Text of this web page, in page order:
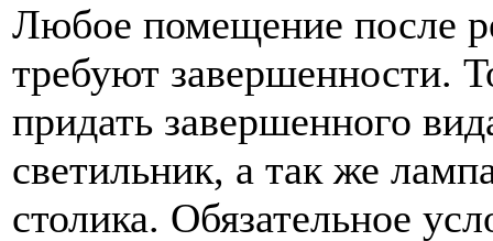
Любое помещение после
требуют завершенности.
придать завершенного
светильник, а так же
столика. Обязательное